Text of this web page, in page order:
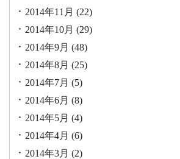
2014年11月 (22)
2014年10月 (29)
2014年9月 (48)
2014年8月 (25)
2014年7月 (5)
2014年6月 (8)
2014年5月 (4)
2014年4月 (6)
2014年3月 (2)